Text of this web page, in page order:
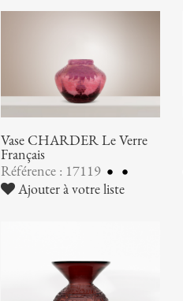
Vase CHARDER Le Verre
Français
Référence : 17119
Ajouter à votre liste